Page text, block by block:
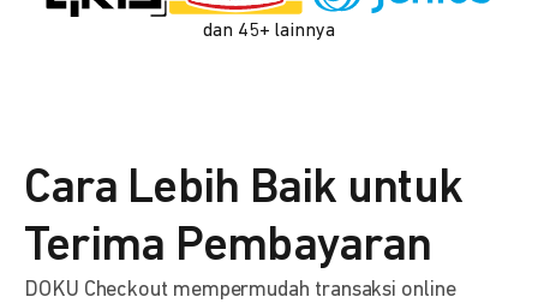
dan 45+ lainnya
Cara Lebih Baik untuk
Terima Pembayaran
DOKU Checkout mempermudah transaksi online